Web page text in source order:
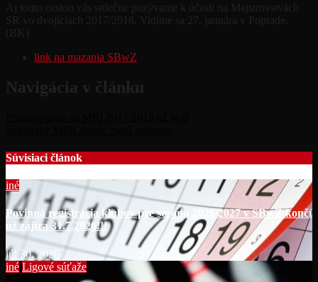
Aj touto cestou vás srdečne pozývame k účasti na Majstrovstvách
SR vo dvojiciach 2017/2018. Vidíme sa 27. januára v Poprade.
(BK)
link na mazania SBwZ
Navigácia v článku
Súvisiaci článok
iné
Povinná registrácia klubov pre sezónu 2026/2027 v SBwZ končí
už zajtra 31.7.2026!!!
júl 30, 2026
iné Ligové súťaže